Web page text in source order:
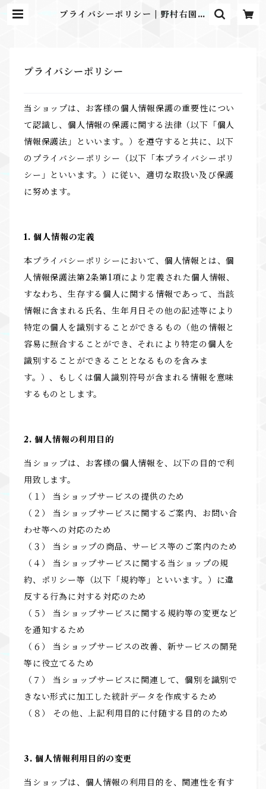
プライバシーポリシー | 野村右園堂
プライバシーポリシー
当ショップは、お客様の個人情報保護の重要性につい
て認識し、個人情報の保護に関する法律（以下「個人
情報保護法」といいます。）を遵守すると共に、以下
のプライバシーポリシー（以下「本プライバシーポリ
シー」といいます。）に従い、適切な取扱い及び保護
に努めます。
1. 個人情報の定義
本プライバシーポリシーにおいて、個人情報とは、個
人情報保護法第2条第1項により定義された個人情報、
すなわち、生存する個人に関する情報であって、当該
情報に含まれる氏名、生年月日その他の記述等により
特定の個人を識別することができるもの（他の情報と
容易に照合することができ、それにより特定の個人を
識別することができることとなるものを含みま
す。）、もしくは個人識別符号が含まれる情報を意味
するものとします。
2. 個人情報の利用目的
当ショップは、お客様の個人情報を、以下の目的で利
用致します。
（１） 当ショップサービスの提供のため
（２） 当ショップサービスに関するご案内、お問い合
わせ等への対応のため
（３） 当ショップの商品、サービス等のご案内のため
（４） 当ショップサービスに関する当ショップの規
約、ポリシー等（以下「規約等」といいます。）に違
反する行為に対する対応のため
（５） 当ショップサービスに関する規約等の変更など
を通知するため
（６） 当ショップサービスの改善、新サービスの開発
等に役立てるため
（７） 当ショップサービスに関連して、個別を識別で
きない形式に加工した統計データを作成するため
（８） その他、上記利用目的に付随する目的のため
3. 個人情報利用目的の変更
当ショップは、個人情報の利用目的を、関連性を有す